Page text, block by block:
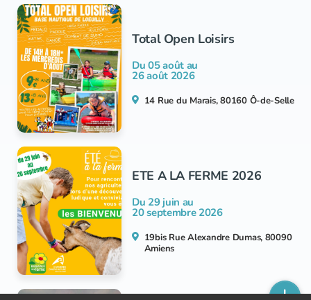
Total Open Loisirs
Du 05 août au
26 août 2026
14 Rue du Marais, 80160 Ô-de-Selle
ETE A LA FERME 2026
Du 29 juin au
20 septembre 2026
19bis Rue Alexandre Dumas, 80090
Amiens